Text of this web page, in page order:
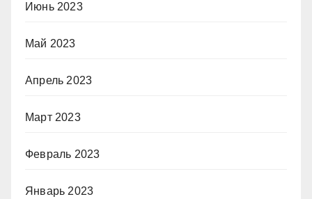
Июнь 2023
Май 2023
Апрель 2023
Март 2023
Февраль 2023
Январь 2023